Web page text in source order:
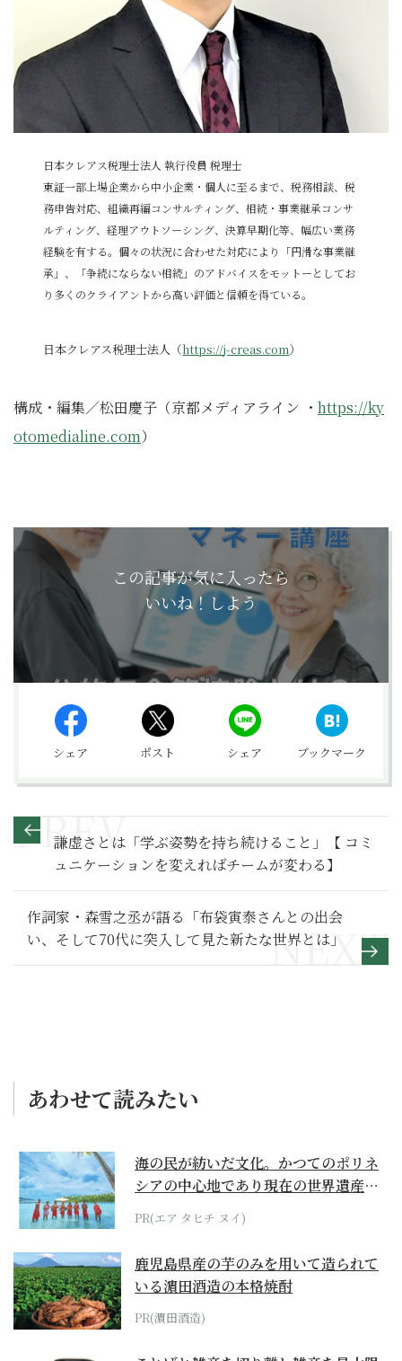
日本クレアス税理士法人 執行役員 税理士
東証一部上場企業から中小企業・個人に至るまで、税務相談、税
務申告対応、組織再編コンサルティング、相続・事業継承コンサ
ルティング、経理アウトソーシング、決算早期化等、幅広い業務
経験を有する。個々の状況に合わせた対応により「円滑な事業継
承」、「争続にならない相続」のアドバイスをモットーとしてお
り多くのクライアントから高い評価と信頼を得ている。
日本クレアス税理士法人（https://j-creas.com）
構成・編集／松田慶子（京都メディアライン ・ https://ky
otomedialine.com）
この記事が気に入ったら
いいね！しよう
シェア ポスト シェア ブックマーク
謙虚さとは「学ぶ姿勢を持ち続けること」【 コミ
ュニケーションを変えればチームが変わる】
作詞家・森雪之丞が語る「布袋寅泰さんとの出会
い、そして70代に突入して見た新たな世界とは」
あわせて読みたい
海の民が紡いだ文化。かつてのポリネ
シアの中心地であり現在の世界遺産か
らみえてくる...
PR(エア タヒチ ヌイ)
鹿児島県産の芋のみを用いて造られて
いる濵田酒造の本格焼酎
PR(濵田酒造)